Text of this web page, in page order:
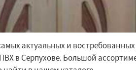
актуальных и
в Серпухове. Большой